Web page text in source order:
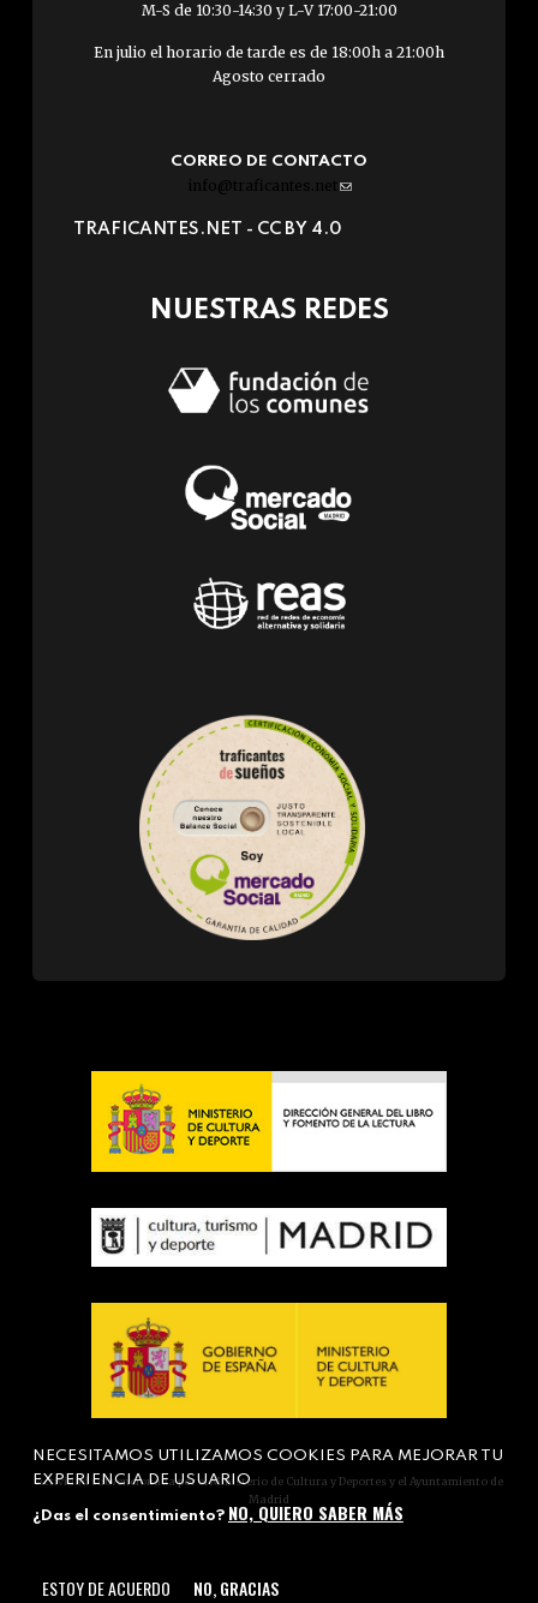
M-S de 10:30-14:30 y L-V 17:00-21:00
En julio el horario de tarde es de 18:00h a 21:00h
Agosto cerrado
CORREO DE CONTACTO
info@traficantes.net (link
e-
TRAFICANTES.NET - CC BY 4.0
NUESTRAS REDES
Actividad subvencionada por el Ministerio de Cultura y Deportes y el Ayuntamiento de
Madrid
NECESITAMOS UTILIZAMOS COOKIES PARA MEJORAR TU
EXPERIENCIA DE USUARIO
¿Das el consentimiento? NO, QUIERO SABER MÁS
ESTOY DE ACUERDO NO, GRACIAS